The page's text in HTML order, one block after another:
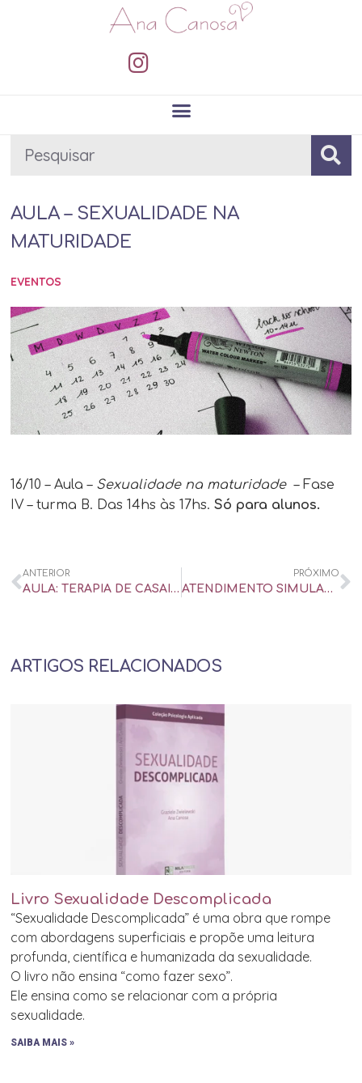
AULA – SEXUALIDADE NA
MATURIDADE
EVENTOS
16/10 – Aula – Sexualidade na maturidade– Fase
IV – turma B. Das 14hs às 17hs.Só para alunos.
ANTERIOR
AULA: TERAPIA DE CASAIS – CURSO DE PÓS-GRADUAÇÃO EM EDUCAÇÃO, SAÚDE E TERAPIA SEXUAL
PRÓXIMO
ATENDIMENTO SIMULADO EM TERAPIA SEXUAL, COM SUPERVISÃO
ARTIGOS RELACIONADOS
Livro Sexualidade Descomplicada
“Sexualidade Descomplicada” é uma obra que rompe
com abordagens superficiais e propõe uma leitura
profunda, científica e humanizada da sexualidade.
O livro não ensina “como fazer sexo”.
Ele ensina como se relacionar com a própria
sexualidade.
SAIBA MAIS »